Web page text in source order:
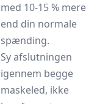
med 10-15 % mere
end din normale
spænding.
Sy afslutningen
igennem begge
maskeled, ikke